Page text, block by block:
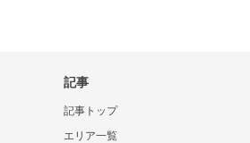
記事
記事トップ
エリア一覧